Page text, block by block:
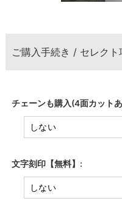
ご購入手続き / セレクト
チェーンも購入(4面カット
文字刻印【無料】: